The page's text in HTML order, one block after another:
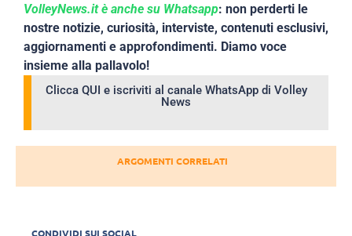
VolleyNews.it è anche su Whatsapp: non perderti le
nostre notizie, curiosità, interviste, contenuti esclusivi,
aggiornamenti e approfondimenti. Diamo voce
insieme alla pallavolo!
Clicca QUI e iscriviti al canale WhatsApp di Volley
News
ARGOMENTI CORRELATI
CONDIVIDI SUI SOCIAL